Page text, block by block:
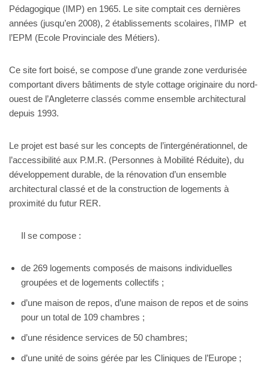
Pédagogique (IMP) en 1965. Le site comptait ces dernières
années (jusqu’en 2008), 2 établissements scolaires, l’IMP et
l’EPM (Ecole Provinciale des Métiers).
Ce site fort boisé, se compose d’une grande zone verdurisée
comportant divers bâtiments de style cottage originaire du nord-
ouest de l’Angleterre classés comme ensemble architectural
depuis 1993.
Le projet est basé sur les concepts de l’intergénérationnel, de
l’accessibilité aux P.M.R. (Personnes à Mobilité Réduite), du
développement durable, de la rénovation d’un ensemble
architectural classé et de la construction de logements à
proximité du futur RER.
Il se compose :
de 269 logements composés de maisons individuelles
groupées et de logements collectifs ;
d’une maison de repos, d’une maison de repos et de soins
pour un total de 109 chambres ;
d’une résidence services de 50 chambres;
d’une unité de soins gérée par les Cliniques de l’Europe ;